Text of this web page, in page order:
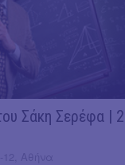
Σάκη Σερέφα |